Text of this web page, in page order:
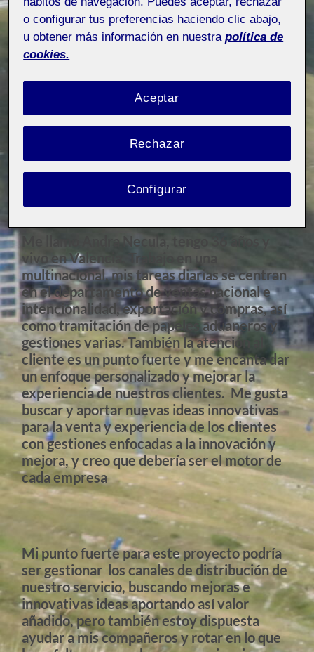
Me llamo Andra Necula, tengo 36 años y
vivo en Valencia. Trabajo en una
multinacional, mis tareas diarias se centran
en el departamento de ventas nacional e
intencionalidad, exportación y compras, así
como tramitación de papeles aduaneros y
gestiones varias. También la atención al
cliente es un punto fuerte y me encanta dar
un enfoque personalizado y mejorar la
experiencia de nuestros clientes. Me gusta
buscar y aportar nuevas ideas innovativas
para la venta y experiencia de los clientes
con gestiones enfocadas a la innovación y
mejora, y creo que debería ser el motor de
cada empresa
Mi punto fuerte para este proyecto podría
ser gestionar los canales de distribución de
nuestro servicio, buscando mejoras e
innovativas ideas aportando así valor
añadido, pero también estoy dispuesta
ayudar a mis compañeros y rotar en lo que
o configurar tus preferencias haciendo clic abajo,
u obtener más información en nuestra política de
cookies.
Rechazar
Aceptar
Configurar